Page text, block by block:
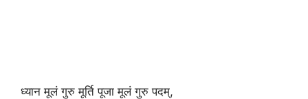
ध्यान मूलं गुरु मूर्ति पूजा मूलं गुरु पदम्,